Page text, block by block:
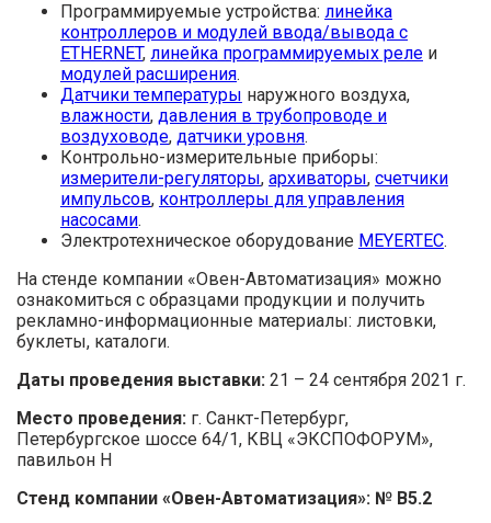
Программируемые устройства: линейка
контроллеров и модулей ввода/вывода с
ETHERNET, линейка программируемых реле и
модулей расширения.
Датчики температуры наружного воздуха,
влажности, давления в трубопроводе и
воздуховоде, датчики уровня.
Контрольно-измерительные приборы:
измерители-регуляторы, архиваторы, счетчики
импульсов, контроллеры для управления
насосами.
Электротехническое оборудование MEYERTEC.
На стенде компании «Овен-Автоматизация» можно
ознакомиться с образцами продукции и получить
рекламно-информационные материалы: листовки,
буклеты, каталоги.
Даты проведения выставки: 21 – 24 сентября 2021 г.
Место проведения: г. Санкт-Петербург,
Петербургское шоссе 64/1, КВЦ «ЭКСПОФОРУМ»,
павильон H
Стенд компании «Овен-Автоматизация»: № В5.2